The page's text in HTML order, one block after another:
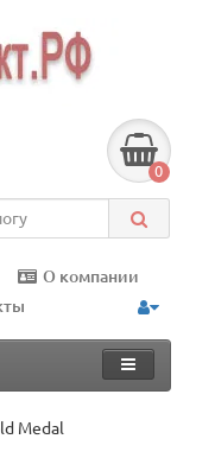
0
О компании
Medal